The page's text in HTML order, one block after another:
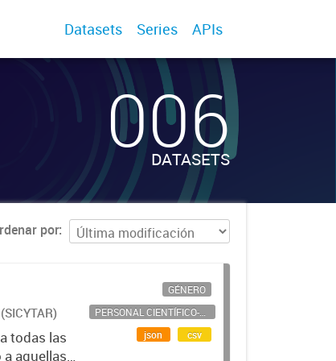
Datasets Series APIs
006
DATASETS
por
todas las
aquellas
GÉNERO
PERSONAL CIENTÍFICO-TECNOLÓGICO
json
csv